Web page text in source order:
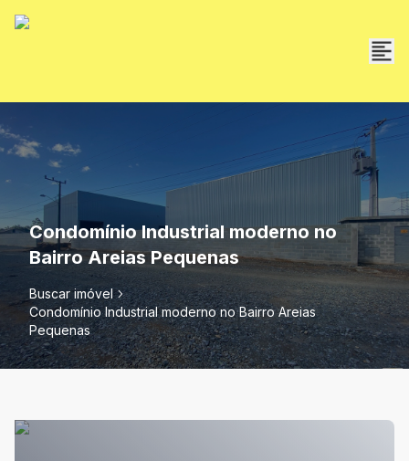
Condomínio Industrial moderno no
Bairro Areias Pequenas
Buscar imóvel
Condomínio Industrial moderno no Bairro Areias
Pequenas